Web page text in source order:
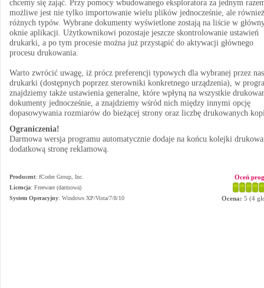
chcemy się zająć. Przy pomocy wbudowanego eksploratora za jednym
możliwe jest nie tylko importowanie wielu plików jednocześnie, ale również
różnych typów. Wybrane dokumenty wyświetlone zostają na liście w
oknie aplikacji. Użytkownikowi pozostaje jeszcze skontrolowanie ustawień
drukarki, a po tym procesie można już przystąpić do aktywacji głównego
procesu drukowania.
Warto zwrócić uwagę, iż prócz preferencji typowych dla wybranej przez nas
drukarki (dostępnych poprzez sterowniki konkretnego urządzenia), w
znajdziemy także ustawienia generalne, które wpłyną na wszystkie
dokumenty jednocześnie, a znajdziemy wśród nich między innymi opcję
dopasowywania rozmiarów do bieżącej strony oraz liczbę drukowanych
Ograniczenia!
Darmowa wersja programu automatycznie dodaje na końcu kolejki
dodatkową stronę reklamową.
Producent: fCoder Group, Inc.
Licencja: Freeware (darmowa)
System Operacyjny: Windows XP/Vista/7/8/10
Oceń
Ocena: 5 (4